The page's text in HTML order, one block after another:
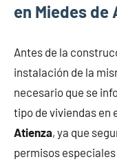
en Miedes de
Antes de la
instalación de la
necesario que se
tipo de viviendas en
Atienza, ya que
permisos